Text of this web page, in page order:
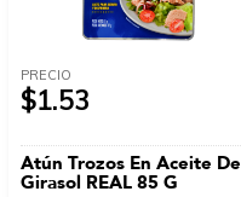
PRECIO
$1.53
Atún Trozos En Aceite De
Girasol REAL 85 G